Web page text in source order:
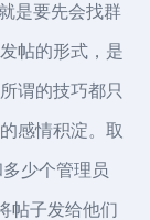
是要先会找群
帖的形式，是
谓的技巧都只
感情积淀。取
少个管理员
帖子发给他们